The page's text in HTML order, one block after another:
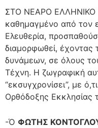
ΣΤΟ ΝΕΑΡΟ ΕΛΛΗΝΙΚΟ
καθημαγμένο από τον
Ελευθερία,
διαμορφωθεί,
δυνάμεων, σε όλους
Τέχνη. Η ζωγραφική
“εκσυγχρονίσει”, με
Ορθόδοξης Εκκλησίας
-Ό ΦΩΤΗΣ